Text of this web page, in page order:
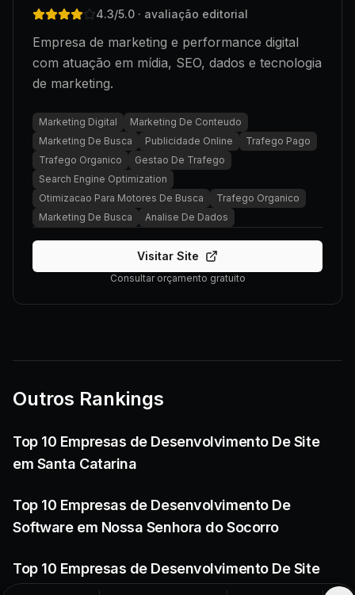
4.3/5.0 · avaliação editorial
Empresa de marketing e performance digital
com atuação em mídia, SEO, dados e tecnologia
de marketing.
Marketing Digital
Marketing De Conteudo
Marketing De Busca
Publicidade Online
Trafego Pago
Trafego Organico
Gestao De Trafego
Search Engine Optimization
Otimizacao Para Motores De Busca
Trafego Organico
Marketing De Busca
Analise De Dados
Visitar Site
Consultar orçamento gratuito
Outros Rankings
Top 10 Empresas de Desenvolvimento De Site
em Santa Catarina
Top 10 Empresas de Desenvolvimento De
Software em Nossa Senhora do Socorro
Top 10 Empresas de Desenvolvimento De Site
em Tangará da Serra